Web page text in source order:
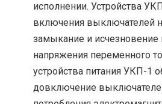
исполнении. Устройства
включения выключателей
замыкание и исчезновение
напряжения переменного
устройства питания УКП-1
довключение